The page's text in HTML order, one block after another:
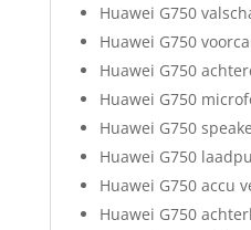
Huawei G750
Huawei G750
Huawei G750
Huawei G750
Huawei G750
Huawei G750
Huawei G750 accu
Huawei G750